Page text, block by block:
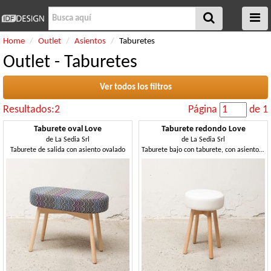
Home Outlet Asientos Taburetes
Outlet - Taburetes
Ver todos los filtros
Resultados:2 Página de 1
Taburete oval Love
de La Sedia Srl
Taburete de salida con asiento ovalado
Taburete redondo Love
de La Sedia Srl
Taburete bajo con taburete, con asiento redondo acolchado